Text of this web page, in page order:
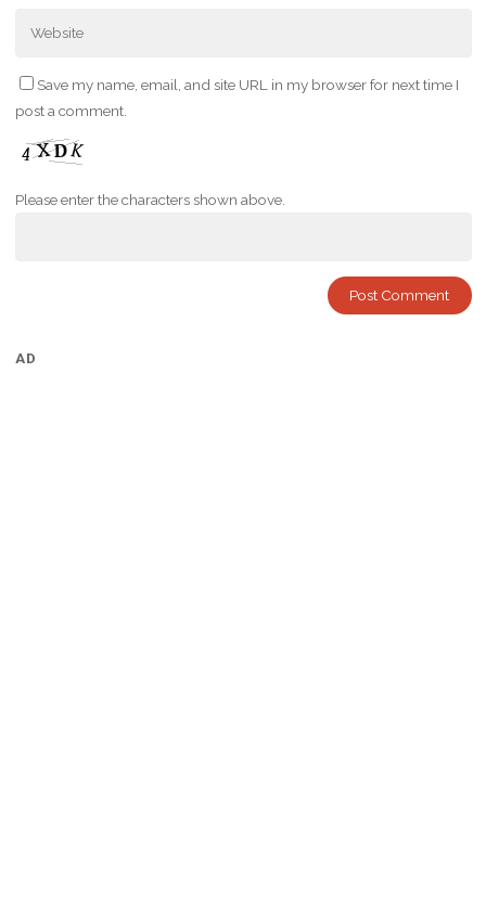
Save my name, email, and site URL in my browser for next time I
post a comment.
Please enter the characters shown above.
AD